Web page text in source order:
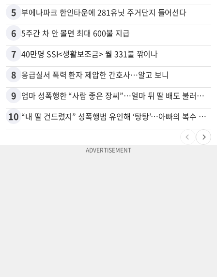
5 부에나파크 한인타운에 281유닛 주거단지 들어선다
6 5주간 차 안 몰면 최대 600불 지급
7 40만명 SSI<생활보조금> 월 331불 깎이나
8 응급실서 폭력 환자 제압한 간호사…알고 보니
9 엄마 성폭행한 “사람 좋은 장씨”…얼마 뒤 딸 배도 불러왔다
10 “내 딸 건드렸지” 성폭행범 유인해 ‘탕탕’…아빠의 복수 결말